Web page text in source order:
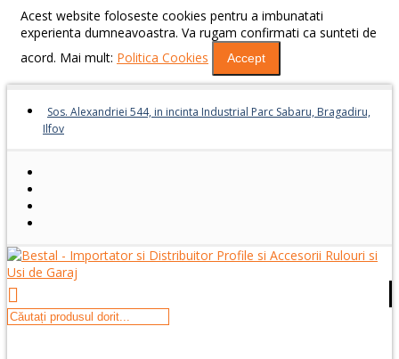
Acest website foloseste cookies pentru a imbunatati
experienta dumneavoastra. Va rugam confirmati ca sunteti de
acord. Mai mult: Politica Cookies Accept
Sos. Alexandriei 544, in incinta Industrial Parc Sabaru, Bragadiru,
Ilfov